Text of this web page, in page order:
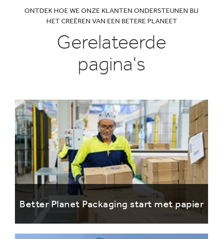
ONTDEK HOE WE ONZE KLANTEN ONDERSTEUNEN BIJ
HET CREËREN VAN EEN BETERE PLANEET
Gerelateerde
pagina's
Better Planet Packaging start met papier